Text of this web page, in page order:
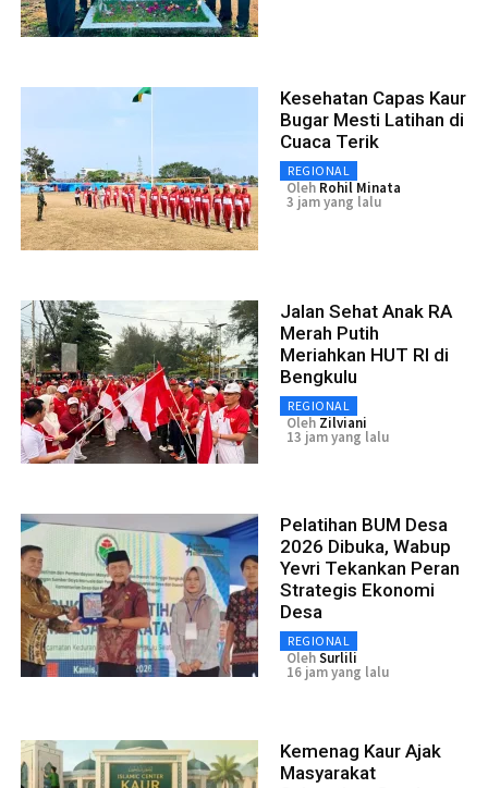
Kesehatan Capas Kaur
Bugar Mesti Latihan di
Cuaca Terik
REGIONAL
Oleh Rohil Minata
3 jam yang lalu
Jalan Sehat Anak RA
Merah Putih
Meriahkan HUT RI di
Bengkulu
REGIONAL
Oleh Zilviani
13 jam yang lalu
Pelatihan BUM Desa
2026 Dibuka, Wabup
Yevri Tekankan Peran
Strategis Ekonomi
Desa
REGIONAL
OlehSurlili
16 jam yang lalu
Kemenag Kaur Ajak
Masyarakat